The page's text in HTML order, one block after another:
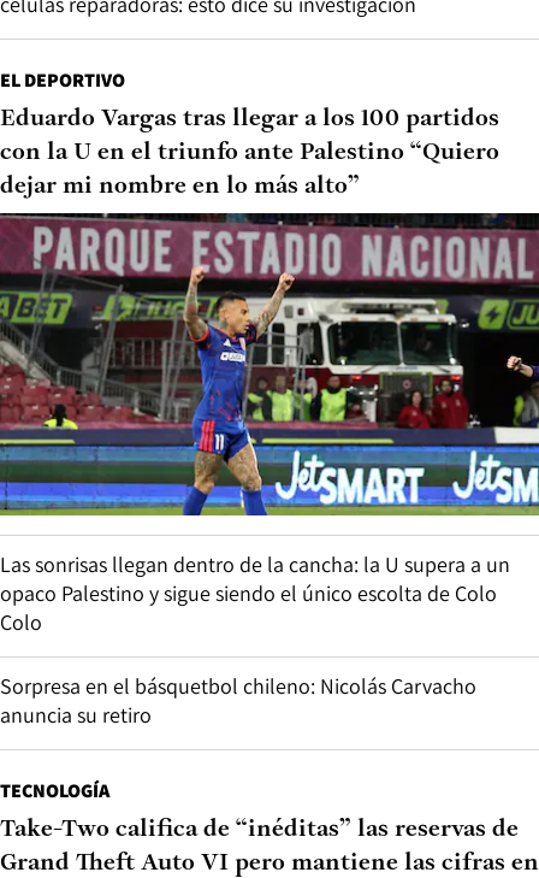
EL DEPORTIVO
Eduardo Vargas tras llegar a los 100 partidos
con la U en el triunfo ante Palestino “Quiero
dejar mi nombre en lo más alto”
Las sonrisas llegan dentro de la cancha: la U supera a un
opaco Palestino y sigue siendo el único escolta de Colo
Colo
Sorpresa en el básquetbol chileno: Nicolás Carvacho
anuncia su retiro
TECNOLOGÍA
Take-Two califica de “inéditas” las reservas de
Grand Theft Auto VI pero mantiene las cifras en